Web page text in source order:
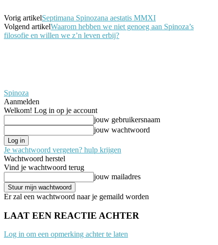
Vorig artikelSeptimana Spinozana aestatis MMXI
Volgend artikelWaarom hebben we niet genoeg aan Spinoza’s
filosofie en willen we z’n leven erbij?
Spinoza
Aanmelden
Welkom! Log in op je account
jouw gebruikersnaam
jouw wachtwoord
Je wachtwoord vergeten? hulp krijgen
Wachtwoord herstel
Vind je wachtwoord terug
jouw mailadres
Er zal een wachtwoord naar je gemaild worden
LAAT EEN REACTIE ACHTER
Log in om een opmerking achter te laten